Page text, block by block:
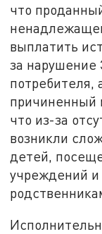
что
выплатить
за нарушение
потребителя,
причиненный
что из-за
возникли
детей,
учреждений